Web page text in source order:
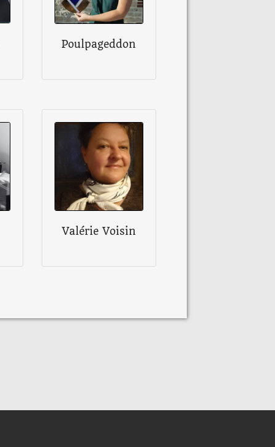
Poulpageddon
Valérie Voisin